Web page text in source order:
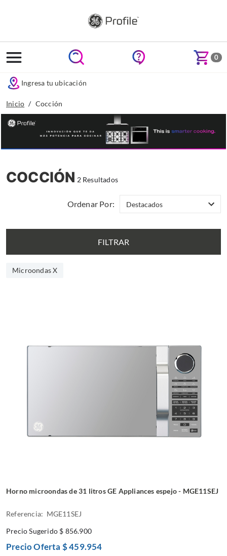
0
Ingresa tu ubicación
Inicio Cocción
COCCIÓN 2 Resultados
Ordenar Por:
FILTRAR
Microondas X
Horno microondas de 31 litros GE Appliances espejo - MGE11SEJ
Referencia: MGE11SEJ
Precio Sugerido $ 856.900
Precio Oferta $ 459.954